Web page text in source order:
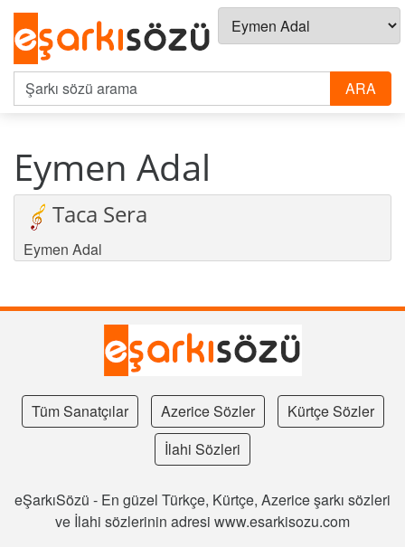
Eymen Adal
Taca Sera
Eymen Adal
Tüm Sanatçılar Azerice Sözler
Kürtçe Sözler
İlahi Sözleri
eŞarkıSözü - En güzel Türkçe, Kürtçe, Azerice şarkı sözleri
ve İlahi sözlerinin adresi www.esarkisozu.com